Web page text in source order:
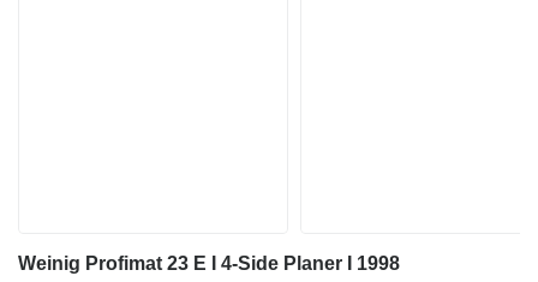
Weinig Profimat 23 E I 4-Side Planer I 1998